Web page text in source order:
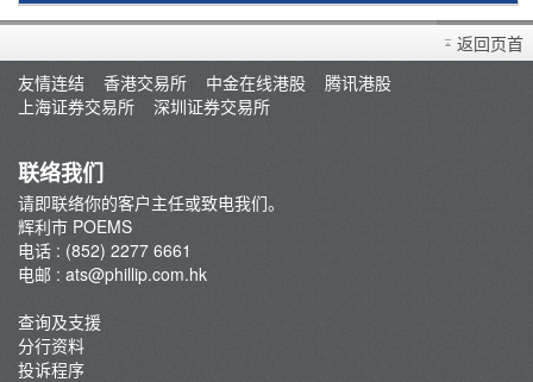
小组班/平台工作坊
下载辉利市使用指南
返回页首
友情连结
香港交易所 中金在线港股
腾讯港股
上海证券交易所
深圳证券交易所
联络我们
请即联络你的客户主任或致电我们。
辉利市 POEMS
电话 : (852) 2277 6661
电邮 : ats@phillip.com.hk
查询及支援
分行资料
投诉程序